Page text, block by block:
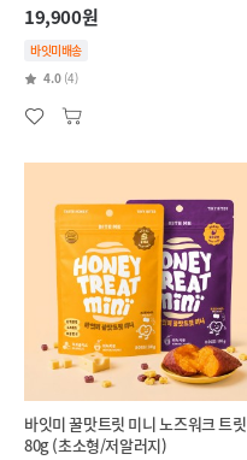
19,900원
바잇미배송
4.0 (4)
바잇미 꿀맛트릿 미니 노즈워크 트릿
80g (초소형/저알러지)